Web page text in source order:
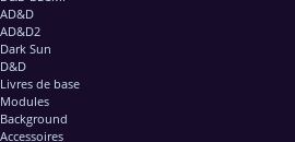
AD&D
AD&D2
Dark Sun
D&D
Livres de base
Modules
Background
Accessoires